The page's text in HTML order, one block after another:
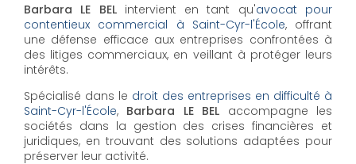
Barbara LE BELintervient en tant qu'avocat pour
contentieux commercial à Saint-Cyr-l'École, offrant
une défense efficace aux entreprises confrontées à
des litiges commerciaux, en veillant à protéger leurs
intérêts.
Spécialisé dans le droit des entreprises en difficulté à
Saint-Cyr-l'École, Barbara LE BEL accompagne les
sociétés dans la gestion des crises financières et
juridiques, en trouvant des solutions adaptées pour
préserver leur activité.